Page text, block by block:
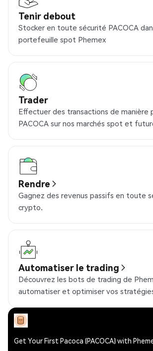
Tenir debout
Stocker en toute sécurité PACOCA
portefeuille spot Phemex
Trader
Effectuer des transactions de manière
PACOCA sur nos marchés spot et
Rendre
Gagnez des revenus passifs en toute
crypto.
Automatiser le trading
Découvrez les bots de trading de
automatiser et optimiser vos
Get Your First Pacoca (PACOCA) with